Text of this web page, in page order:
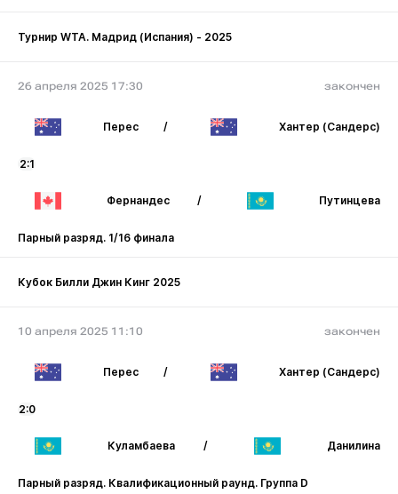
Турнир WTA. Мадрид (Испания) - 2025
26 апреля 2025 17:30 закончен
Перес / Хантер (Сандерс)
2:1
Фернандес / Путинцева
Парный разряд. 1/16 финала
Кубок Билли Джин Кинг 2025
10 апреля 2025 11:10 закончен
Перес / Хантер (Сандерс)
2:0
Куламбаева / Данилина
Парный разряд. Квалификационный раунд. Группа D